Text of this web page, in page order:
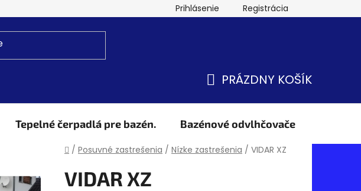
Prihlásenie Registrácia
KOŠÍK
PRÁZDNY KOŠÍK
Tepelné čerpadlá pre bazén. Bazénové odvlhčovače
Domov
/ Posuvné zastrešenia / Nízke zastrešenia / VIDAR XZ
VIDAR XZ